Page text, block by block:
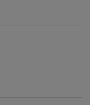
rzeczywistość w
i z szacunkiem!